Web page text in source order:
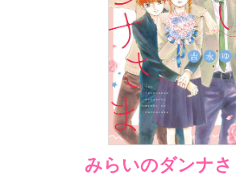
みらいのダンナ